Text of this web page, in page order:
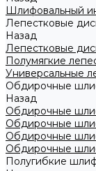
Шлифовальный
Лепестковые
Назад
Лепестковые
Полумягкие
Универсальные
Обдирочные
Назад
Обдирочные
Обдирочные
Обдирочные
Обдирочные
Полугибкие